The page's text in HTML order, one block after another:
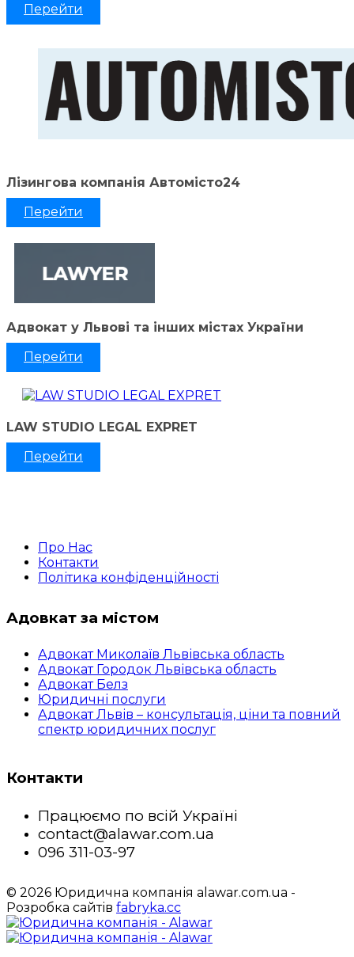
Перейти
Лізингова компанія Автомісто24
Перейти
Адвокат у Львові та інших містах України
Перейти
LAW STUDIO LEGAL EXPRET
Перейти
Про Нас
Контакти
Політика конфіденційності
Адовкат за містом
Адвокат Миколаїв Львівська область
Адвокат Городок Львівська область
Адвокат Белз
Юридичні послуги
Адвокат Львів – консультація, ціни та повний
спектр юридичних послуг
Контакти
Працюємо по всій Україні
contact@alawar.com.ua
096 311-03-97
© 2026 Юридична компанія alawar.com.ua -
Розробка сайтів fabryka.cc